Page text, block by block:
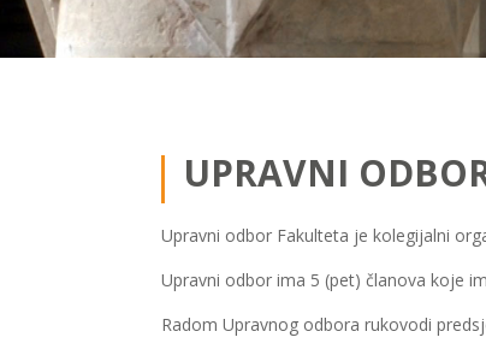
UPRAVNI
Upravni odbor Fakulteta je kolegijalni
Upravni odbor ima 5 (pet) članova koje
Radom Upravnog odbora rukovodi